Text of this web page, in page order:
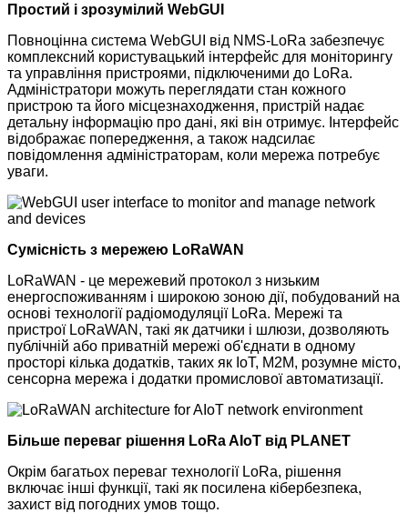
Простий і зрозумілий WebGUI
Повноцінна система WebGUI від NMS-LoRa забезпечує
комплексний користувацький інтерфейс для моніторингу
та управління пристроями, підключеними до LoRa.
Адміністратори можуть переглядати стан кожного
пристрою та його місцезнаходження, пристрій надає
детальну інформацію про дані, які він отримує. Інтерфейс
відображає попередження, а також надсилає
повідомлення адміністраторам, коли мережа потребує
уваги.
Сумісність з мережею LoRaWAN
LoRaWAN - це мережевий протокол з низьким
енергоспоживанням і широкою зоною дії, побудований на
основі технології радіомодуляції LoRa. Мережі та
пристрої LoRaWAN, такі як датчики і шлюзи, дозволяють
публічній або приватній мережі об'єднати в одному
просторі кілька додатків, таких як IoT, M2M, розумне місто,
сенсорна мережа і додатки промислової автоматизації.
Більше переваг рішення LoRa AIoT від PLANET
Окрім багатьох переваг технології LoRa, рішення
включає інші функції, такі як посилена кібербезпека,
захист від погодних умов тощо.